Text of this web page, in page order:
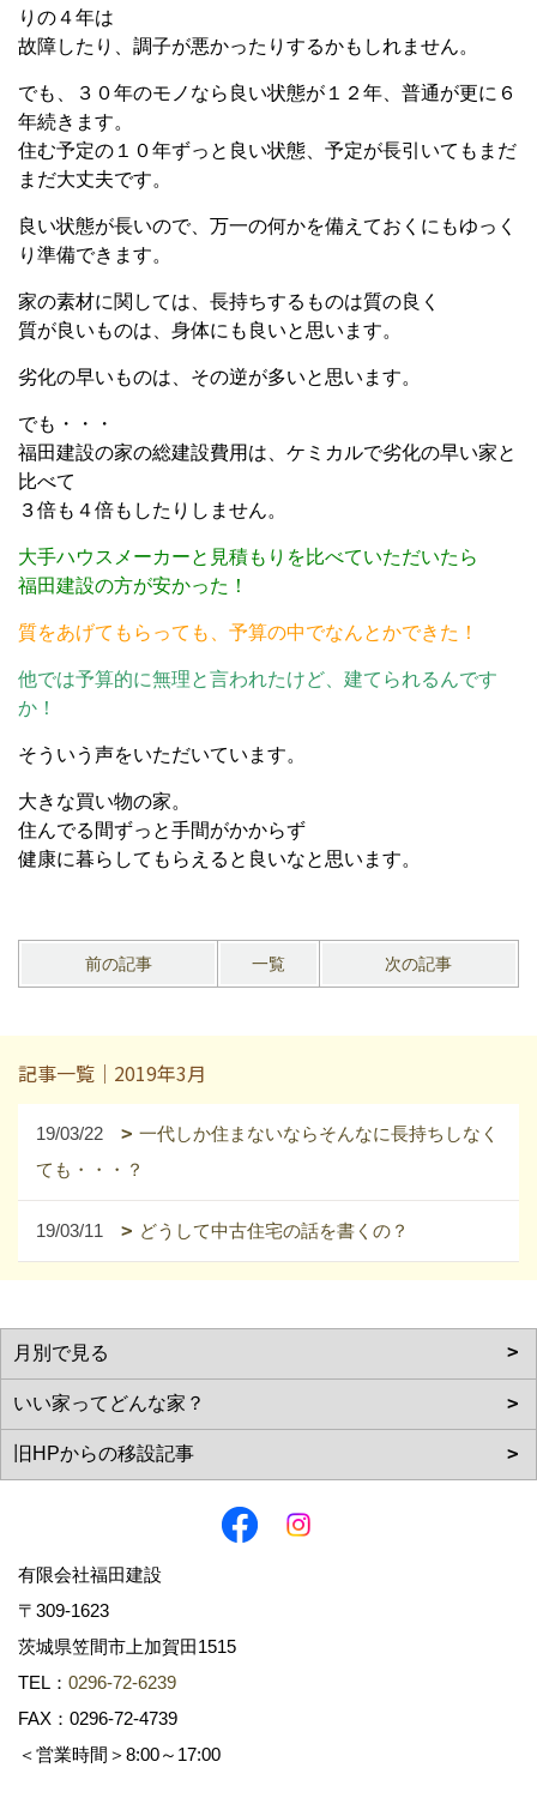
りの４年は
故障したり、調子が悪かったりするかもしれません。
でも、３０年のモノなら良い状態が１２年、普通が更に６
年続きます。
住む予定の１０年ずっと良い状態、予定が長引いてもまだ
まだ大丈夫です。
良い状態が長いので、万一の何かを備えておくにもゆっく
り準備できます。
家の素材に関しては、長持ちするものは質の良く
質が良いものは、身体にも良いと思います。
劣化の早いものは、その逆が多いと思います。
でも・・・
福田建設の家の総建設費用は、ケミカルで劣化の早い家と
比べて
３倍も４倍もしたりしません。
大手ハウスメーカーと見積もりを比べていただいたら
福田建設の方が安かった！
質をあげてもらっても、予算の中でなんとかできた！
他では予算的に無理と言われたけど、建てられるんです
か！
そういう声をいただいています。
大きな買い物の家。
住んでる間ずっと手間がかからず
健康に暮らしてもらえると良いなと思います。
前の記事 一覧 次の記事
記事一覧｜2019年3月
19/03/22
一代しか住まないならそんなに長持ちしなく
ても・・・？
19/03/11 どうして中古住宅の話を書くの？
有限会社福田建設
〒309-1623
茨城県笠間市上加賀田1515
TEL： 0296-72-6239
FAX：0296-72-4739
＜営業時間＞8:00～17:00